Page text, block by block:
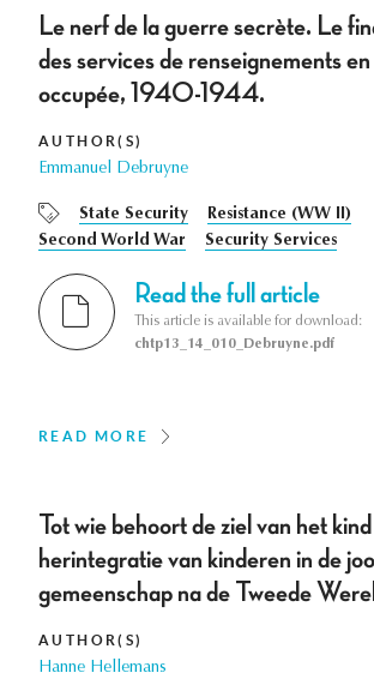
Le nerf de la guerre secrète. Le
des services de renseignements
occupée, 1940-1944.
AUTHOR(S)
Emmanuel Debruyne
State Security
Resistance (WW II)
Second World War
Security Services
Read the full article
This article is available for download:
chtp13_14_010_Debruyne.pdf
READ MORE
Tot wie behoort de ziel van het
herintegratie van kinderen in de
gemeenschap na de Tweede
AUTHOR(S)
Hanne Hellemans